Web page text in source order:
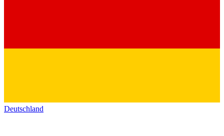
Deutschland